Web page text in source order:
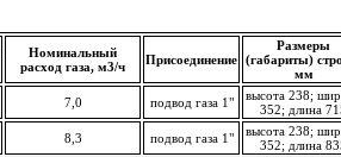
Номинальный
расход газа, м3/ч
Присоединение
Размеры
(габариты)
мм
7,0 подвод газа 1"
высота 238;
352; длина
8,3 подвод газа 1"
высота 238;
352; длина